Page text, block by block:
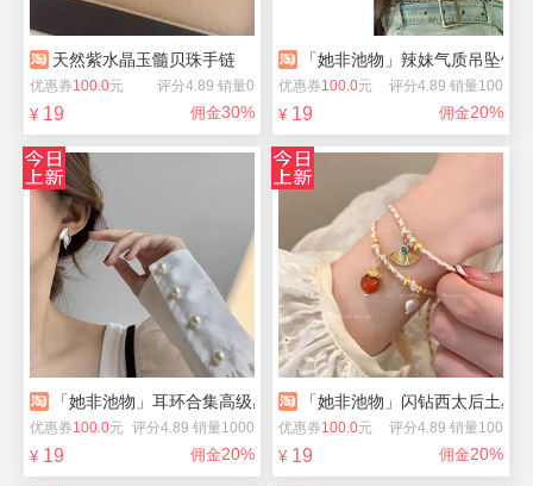
天然紫水晶玉髓贝珠手链
优惠券100.0元 评分4.89 销量0
¥ 19 佣金30%
「她非池物」辣妹气质吊坠饰
优惠券100.0元 评分4.89 销量100
¥ 19 佣金20%
「她非池物」耳环合集高级感蝴蝶爱心
优惠券100.0元 评分4.89 销量1000
¥ 19 佣金20%
「她非池物」闪钻西太后土星
优惠券100.0元 评分4.89 销量100
¥ 19 佣金20%